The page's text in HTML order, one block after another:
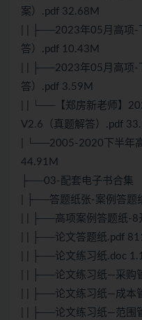
案）.pdf 32.68M
| | ├──2023年05月高项-
答）.pdf 10.43M
| | ├──2023年05月高项-
答）.pdf 3.59M
| | └──【郑房新老师】
V2.6（真题解答）.pdf
| └──2005-2020下半年
44.91M
├──03-配套电子书合集
| ├──答题纸张-案例答题
| | ├──高项案例答题纸-
| | ├──论文答题纸.pdf
| | ├──论文练习纸.doc
| | ├──论文练习纸—采购
| | ├──论文练习纸—成本
| | ├──论文练习纸—范围